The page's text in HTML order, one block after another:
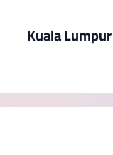
Kuala